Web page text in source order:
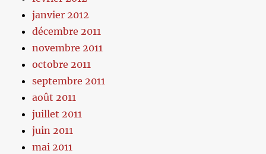
janvier 2012
décembre 2011
novembre 2011
octobre 2011
septembre 2011
août 2011
juillet 2011
juin 2011
mai 2011